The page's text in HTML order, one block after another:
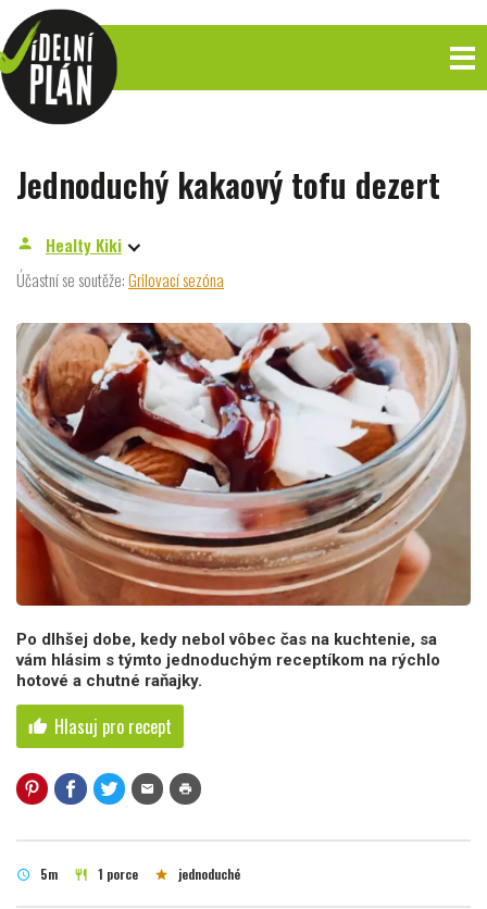
Jednoduchý kakaový tofu dezert
person
Healty Kiki
Účastní se soutěže:Grilovací sezóna
Po dlhšej dobe, kedy nebol vôbec čas na kuchtenie, sa
vám hlásim s týmto jednoduchým receptíkom na rýchlo
hotové a chutné raňajky.
thumb_up Hlasuj pro recept
mail print
schedule 5m restaurant 1 porce star jednoduché